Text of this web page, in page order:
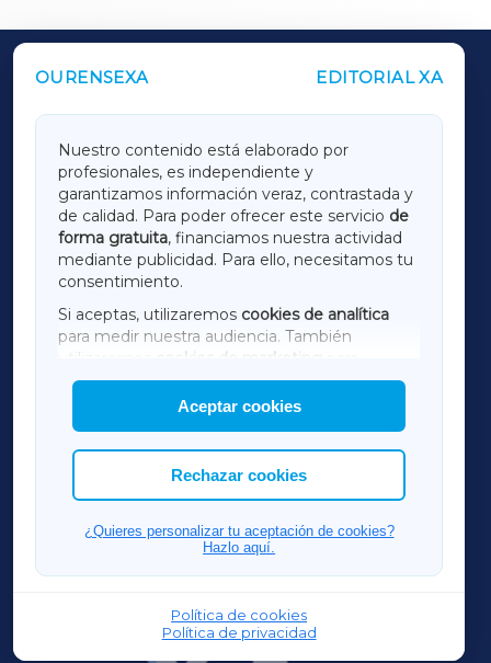
OURENSEXA EDITORIAL XA
Nuestro contenido está elaborado por
profesionales, es independiente y
garantizamos información veraz, contrastada y
de calidad. Para poder ofrecer este servicio de
forma gratuita, financiamos nuestra actividad
mediante publicidad. Para ello, necesitamos tu
consentimiento.
Si aceptas, utilizaremos cookies de analítica
para medir nuestra audiencia. También
utilizaremos
cookies de marketing
mostrar publicidad de terceros.
Asimismo, puedes personalizar la elección de
las cookies que deseas permitir.
Aceptar cookies
Rechazar cookies
¿Quieres personalizar tu aceptación de cookies?
Hazlo aquí.
Política de cookies
Política de privacidad
OUTROS PERIÓDICOS
LUGOXA
TERRACHAXA
AMARIÑAXA
RIBEIRASACRAXA
ACORUÑAXA
FERROLXA
OURENSEXA